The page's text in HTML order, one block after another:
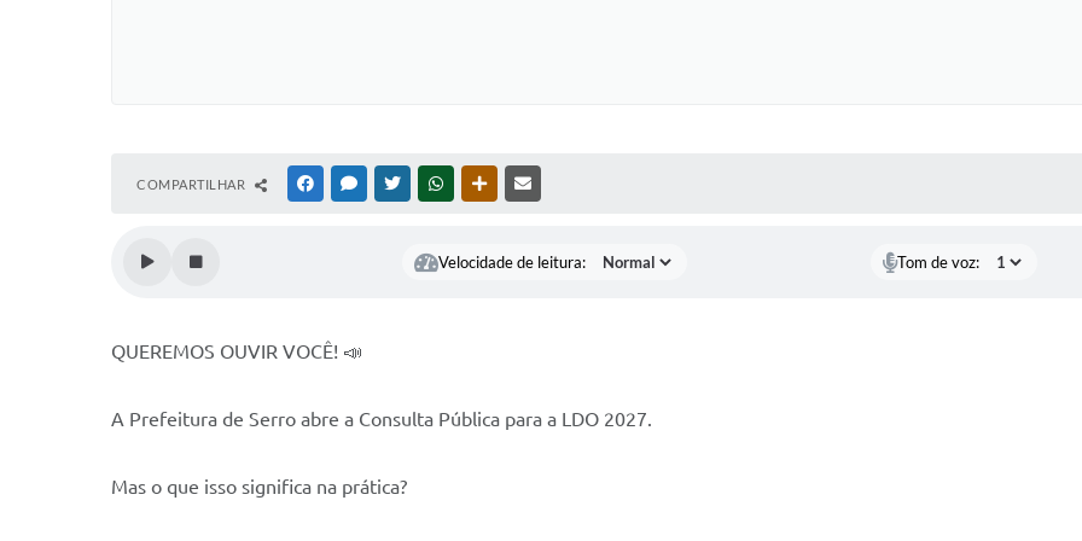
COMPARTILHAR FACEBOOKMESSENGER
TWITTERWHATSAPPOUTRAS MÍDIAS
Velocidade de leitura: Tom de voz:
QUEREMOS OUVIR VOCÊ! 📣
A Prefeitura de Serro abre a Consulta Pública para a LDO 2027.
Mas o que isso significa na prática?